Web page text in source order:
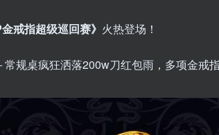
金戒指超级巡回赛》 火热登场！
规桌疯狂洒落200w刀红包雨，多项金戒